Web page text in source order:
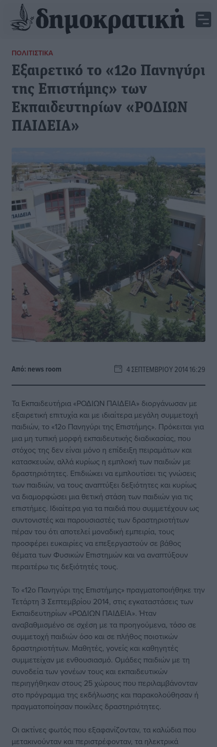
ΠΟΛΙΤΙΣΤΙΚΆ
Εξαιρετικό το «12ο Πανηγύρι
της Επιστήμης» των
Εκπαιδευτηρίων «ΡΟΔΙΩΝ
ΠΑΙΔΕΙΑ»
Από: news room 4 ΣΕΠΤΕΜΒΡΊΟΥ 2014 16:29
Τα Εκπαιδευτήρια «ΡΟΔΙΩΝ ΠΑΙΔΕΙΑ» διοργάνωσαν με
εξαιρετική επιτυχία και με ιδιαίτερα μεγάλη συμμετοχή
παιδιών, το «12ο Πανηγύρι της Επιστήμης». Πρόκειται για
μια μη τυπική μορφή εκπαιδευτικής διαδικασίας, που
στόχος της δεν είναι μόνο η επίδειξη πειραμάτων και
κατασκευών, αλλά κυρίως η εμπλοκή των παιδιών με
δραστηριότητες. Επιδιώκει να εμπλουτίσει τις γνώσεις
των παιδιών, να τους αναπτύξει δεξιότητες και κυρίως
να διαμορφώσει μια θετική στάση των παιδιών για τις
επιστήμες. Ιδιαίτερα για τα παιδιά που συμμετέχουν ως
συντονιστές και παρουσιαστές των δραστηριοτήτων
πέραν του ότι αποτελεί μοναδική εμπειρία, τους
προσφέρει ευκαιρίες να επεξεργαστούν σε βάθος
θέματα των Φυσικών Επιστημών και να αναπτύξουν
περαιτέρω τις δεξιότητές τους.
Το «12ο Πανηγύρι της Επιστήμης» πραγματοποιήθηκε την
Τετάρτη 3 Σεπτεμβρίου 2014, στις εγκαταστάσεις των
Εκπαιδευτηρίων «ΡΟΔΙΩΝ ΠΑΙΔΕΙΑ». Ήταν
αναβαθμισμένο σε σχέση με τα προηγούμενα, τόσο σε
συμμετοχή παιδιών όσο και σε πλήθος ποιοτικών
δραστηριοτήτων. Μαθητές, γονείς και καθηγητές
συμμετείχαν με ενθουσιασμό. Ομάδες παιδιών με τη
συνοδεία των γονέων τους και εκπαιδευτικών
περιηγήθηκαν στους 25 χώρους που περιλαμβάνονταν
στο πρόγραμμα της εκδήλωσης και παρακολούθησαν ή
πραγματοποίησαν ποικίλες δραστηριότητες.
Οι ακτίνες φωτός που εξαφανίζονταν, τα καλώδια που
μετακινούνταν και περιστρέφονταν, τα ηλεκτρικά